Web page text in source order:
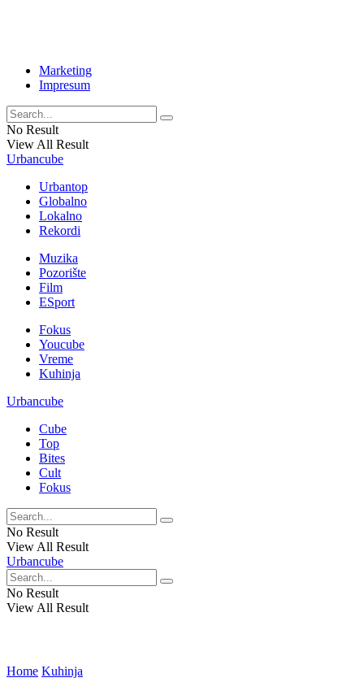
Marketing
Impresum
No Result
View All Result
Urbancube
Urbantop
Globalno
Lokalno
Rekordi
Muzika
Pozorište
Film
ESport
Fokus
Youcube
Vreme
Kuhinja
Urbancube
Cube
Top
Bites
Cult
Fokus
No Result
View All Result
Urbancube
No Result
View All Result
Home Kuhinja